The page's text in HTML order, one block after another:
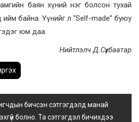
баян хүний нэг болсон тухай
ийм байна. Үүнийг л “Self-made” буюу
гэдэг юм даа.
Нийтлэлч Д.Сүхбаатар
бичсэн сэтгэгдэлд манай
болно. Та сэтгэгдэл бичихдээ